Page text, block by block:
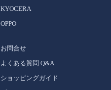
KYOCERA
OPPO
お問合せ
よくある質問 Q&A
ショッピングガイド